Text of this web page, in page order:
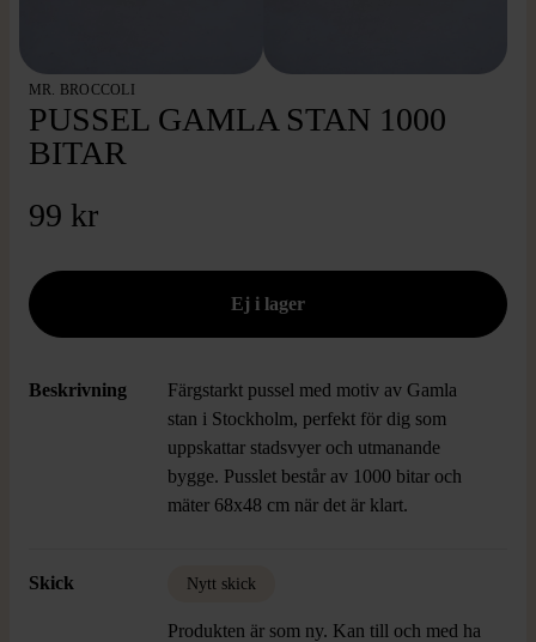
MR. BROCCOLI
PUSSEL GAMLA STAN 1000
BITAR
99 kr
Beskrivning
Färgstarkt pussel med motiv av Gamla
stan i Stockholm, perfekt för dig som
uppskattar stadsvyer och utmanande
bygge. Pusslet består av 1000 bitar och
mäter 68x48 cm när det är klart.
Skick Nytt skick
Produkten är som ny. Kan till och med ha